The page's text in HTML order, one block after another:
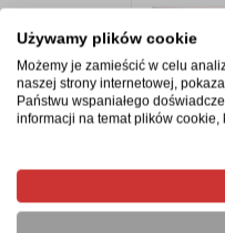
Używamy plików cookie
Możemy je zamieścić w celu
naszej strony internetowej,
Państwu wspaniałego
informacji na temat plików